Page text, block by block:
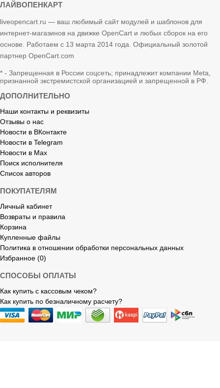
ЛАЙВОПЕНКАРТ
liveopencart.ru — ваш любимый сайт модулей и шаблонов для
интернет-магазинов на движке OpenCart и любых сборок на его
основе. Работаем с 13 марта 2014 года. Официальный золотой
партнер OpenCart.com
* - Запрещенная в России соцсеть; принадлежит компании Meta,
признанной экстремистской организацией и запрещенной в РФ.
ДОПОЛНИТЕЛЬНО
Наши контакты и реквизиты
Отзывы о нас
Новости в ВКонтакте
Новости в Telegram
Новости в Max
Поиск исполнителя
Список авторов
ПОКУПАТЕЛЯМ
Личный кабинет
Возвраты и правила
Корзина
Купленные файлы
Политика в отношении обработки персональных данных
Избранное (0)
СПОСОБЫ ОПЛАТЫ
Как купить с кассовым чеком?
Как купить по безналичному расчету?